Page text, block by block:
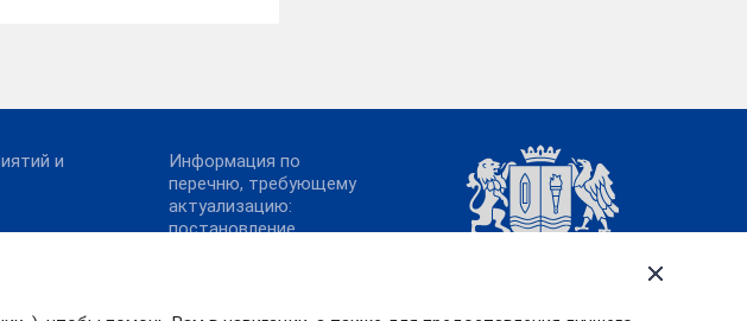
и
Информация по
перечню, требующему
актуализацию:
постановление